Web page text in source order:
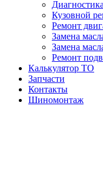
Кузовной
Ремонт
Замена
Замена
Ремонт
Калькулятор ТО
Запчасти
Контакты
Шиномонтаж